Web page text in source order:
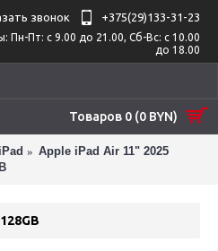
звонок +375(29)‎133-31-23
Пн-Пт: с 9.00 до 21.00, Сб-Вс: с 10.00
до 18.00
Товаров 0 (0 BYN)
Apple iPad Air 11" 2025